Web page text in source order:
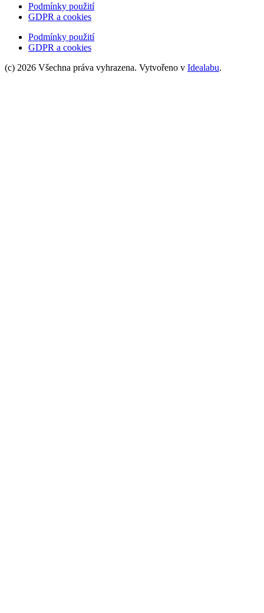
Podmínky použití
GDPR a cookies
Podmínky použití
GDPR a cookies
(c) 2026 Všechna práva vyhrazena. Vytvořeno v Idealabu.